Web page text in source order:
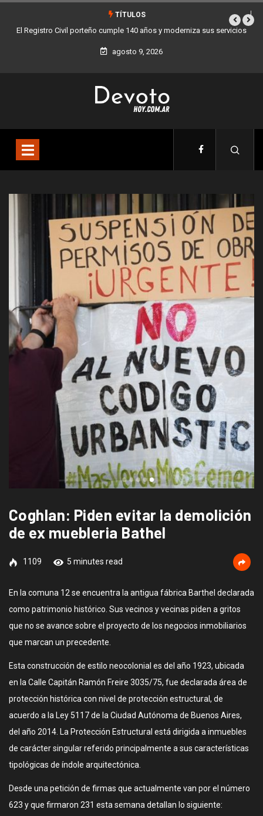
TÍTULOS
Buenos Aires sumó 12 nuevos Bares Notables y ya son 90 en toda
la Ciudad
agosto 9, 2026
Coghlan: Piden evitar la demolición
de ex muebleria Bathel
1109 5 minutes read
En la comuna 12 se encuentra la antigua fábrica Barthel declarada
como patrimonio histórico. Sus vecinos y vecinas piden a gritos
que no se avance sobre el proyecto de los negocios inmobiliarios
que marcan un precedente.
Esta construcción de estilo neocolonial es del año 1923, ubicada
en la Calle Capitán Ramón Freire 3035/75, fue declarada área de
protección histórica con nivel de protección estructural, de
acuerdo a la Ley 5117 de la Ciudad Autónoma de Buenos Aires,
del año 2014. La Protección Estructural está dirigida a inmuebles
de carácter singular referido principalmente a sus características
tipológicas de índole arquitectónica.
Desde una petición de firmas que actualmente van por el número
623 y que firmaron 231 esta semana detallan lo siguiente: